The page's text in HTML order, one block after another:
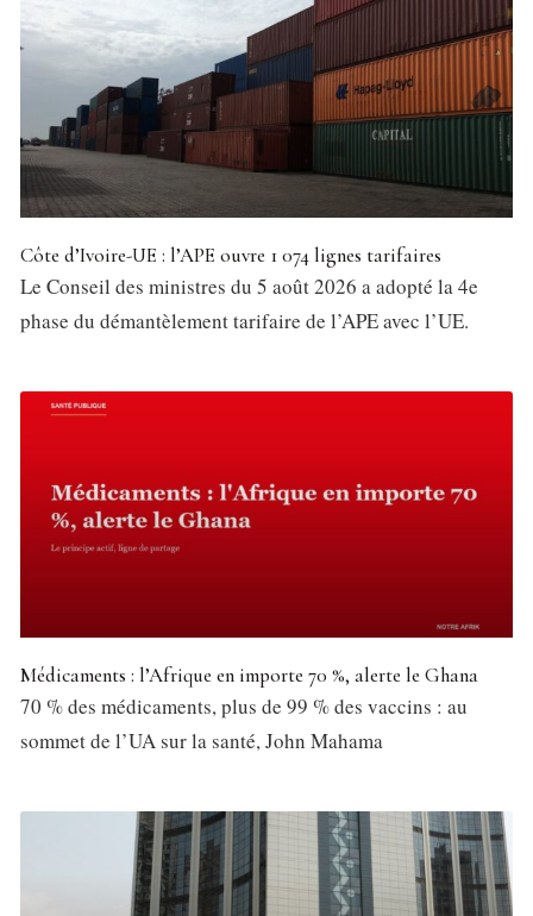
Côte d’Ivoire-UE : l’APE ouvre 1 074 lignes tarifaires
Le Conseil des ministres du 5 août 2026 a adopté la 4e
phase du démantèlement tarifaire de l’APE avec l’UE.
Médicaments : l’Afrique en importe 70 %, alerte le Ghana
70 % des médicaments, plus de 99 % des vaccins : au
sommet de l’UA sur la santé, John Mahama